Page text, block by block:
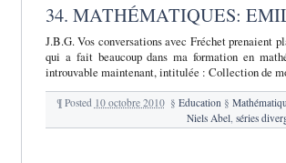
34. MATHÉMATIQUES:
J.B.G. Vos conversations avec Fréchet prenaient
qui a fait beaucoup dans ma formation en
introuvable maintenant, intitulée : Collection de
¶ Posted 10 octobre 2010 § Education §
Niels Abel ,séries